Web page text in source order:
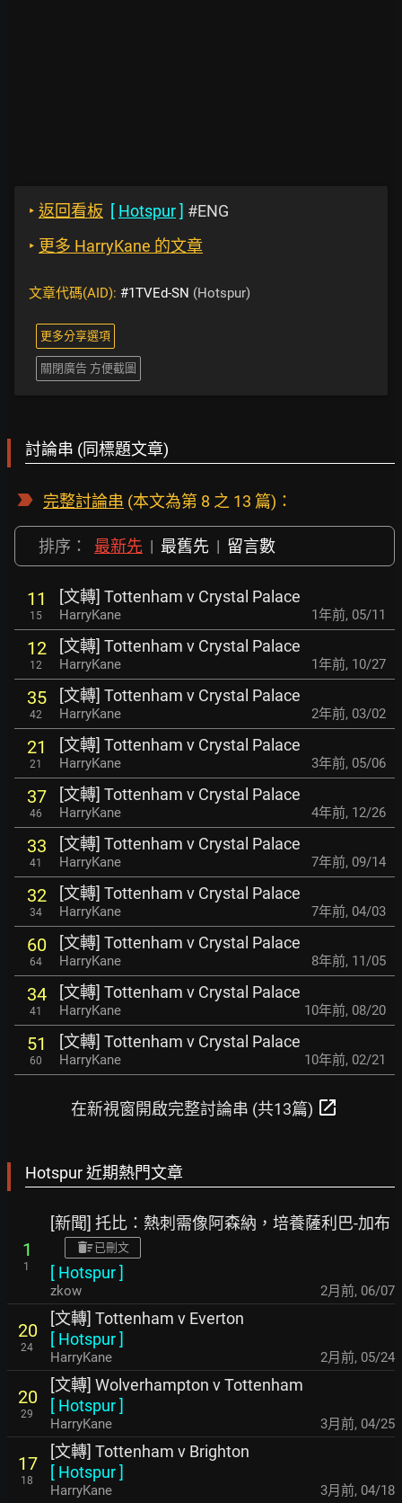
‣ 返回看板 [ Hotspur] #ENG
‣ 更多 HarryKane 的文章
文章代碼(AID): #1TVEd-SN (Hotspur)
更多分享選項
關閉廣告 方便截圖
討論串 (同標題文章)
完整討論串 (本文為第 8 之 13 篇)：
排序： 最新先 | 最舊先 | 留言數
11
15
[文轉] Tottenham v Crystal Palace
HarryKane 1年前, 05/11
12
12
[文轉] Tottenham v Crystal Palace
HarryKane 1年前, 10/27
35
42
[文轉] Tottenham v Crystal Palace
HarryKane 2年前, 03/02
21
21
[文轉] Tottenham v Crystal Palace
HarryKane 3年前, 05/06
37
46
[文轉] Tottenham v Crystal Palace
HarryKane 4年前, 12/26
33
41
[文轉] Tottenham v Crystal Palace
HarryKane 7年前, 09/14
32
34
[文轉] Tottenham v Crystal Palace
HarryKane 7年前, 04/03
60
64
[文轉] Tottenham v Crystal Palace
HarryKane 8年前, 11/05
34
41
[文轉] Tottenham v Crystal Palace
HarryKane 10年前, 08/20
51
60
[文轉] Tottenham v Crystal Palace
HarryKane 10年前, 02/21
在新視窗開啟完整討論串 (共13篇) open_in_new
Hotspur 近期熱門文章
1
1
[新聞] 托比：熱刺需像阿森納，培養薩利巴-加布
已刪文
[ Hotspur]
zkow 2月前, 06/07
20
24
[文轉] Tottenham v Everton
[ Hotspur]
HarryKane 2月前, 05/24
20
29
[文轉] Wolverhampton v Tottenham
[ Hotspur]
HarryKane 3月前, 04/25
17
18
[文轉] Tottenham v Brighton
[ Hotspur]
HarryKane 3月前, 04/18